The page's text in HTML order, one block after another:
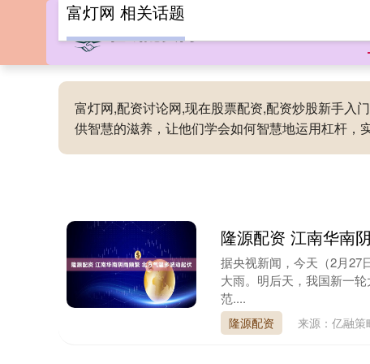
富灯网,配资讨论网,现在股票配资,配资炒股新手入
供智慧的滋养，让他们学会如何智慧地运用杠杆，
富灯网 相关话题
隆源配资 江南华南
据央视新闻，今天（2月27
大雨。明后天，我国新一
范....
隆源配资 来源：亿融策